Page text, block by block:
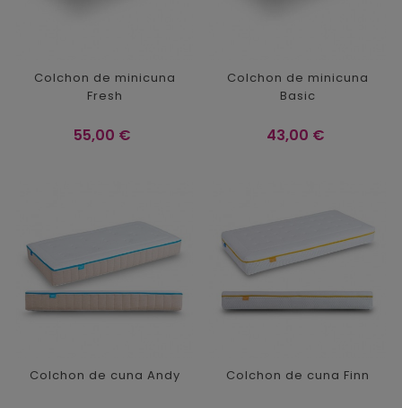
Colchon de minicuna
Fresh
Precio
55,00 €
Colchon de minicuna
Basic
Precio
43,00 €
Colchon de cuna Andy Colchon de cuna Finn